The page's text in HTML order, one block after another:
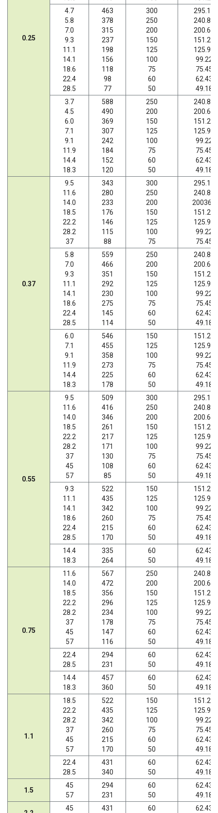
0.25
4.7
5.8
7.0
9.3
11.1
14.1
18.6
22.4
28.5
463
378
315
237
198
156
118
98
77
300
250
200
150
125
100
75
60
50
295.18
240.89
200.66
151.20
125.95
99.22
75.45
62.43
49.18
3.7
4.5
6.0
7.1
9.1
11.9
14.4
18.3
588
490
369
307
242
184
152
120
250
200
150
125
100
75
60
50
240.89
200.66
151.20
125.95
99.22
75.45
62.43
49.18
0.37
9.5
11.6
14.0
18.5
22.2
28.2
37
343
280
233
176
146
115
88
300
250
200
150
125
100
75
295.18
240.89
200366
151.20
125.95
99.22
75.45
5.8
7.0
9.3
11.1
14.1
18.6
22.4
28.5
559
466
351
292
230
275
145
114
250
200
150
125
100
75
60
50
240.89
200.66
151.20
125.95
99.22
75.45
62.43
49.18
6.0
7.1
9.1
11.9
14.4
18.3
546
455
358
273
225
178
150
125
100
75
60
50
151.20
125.95
99.22
75.45
62.43
49.18
0.55
9.5
11.6
14.0
18.5
22.2
28.2
37
45
57
509
416
346
261
217
171
130
108
85
300
250
200
150
125
100
75
60
50
295.18
240.89
200.66
151.20
125.95
99.22
75.45
62.43
49.18
9.3
11.1
14.1
18.6
22.4
28.5
522
435
342
260
215
170
150
125
100
75
60
50
151.20
125.95
99.22
75.45
62.43
49.18
14.4
18.3
335
264
60
50
62.43
49.18
0.75
11.6
14.0
18.5
22.2
28.2
37
45
57
567
472
356
296
234
178
147
116
250
200
150
125
100
75
60
50
240.89
200.66
151.20
125.95
99.22
75.45
62.43
49.18
22.4
28.5
294
231
60
50
62.43
49.18
14.4
18.3
457
360
60
50
62.43
49.18
1.1
18.5
22.2
28.2
37
45
57
522
435
342
260
215
170
150
125
100
75
60
50
151.20
125.95
99.22
75.45
62.43
49.18
22.4
28.5
431
340
60
50
62.43
49.18
1.5
45
57
294
231
60
50
62.43
49.18
45 431 60 62.43